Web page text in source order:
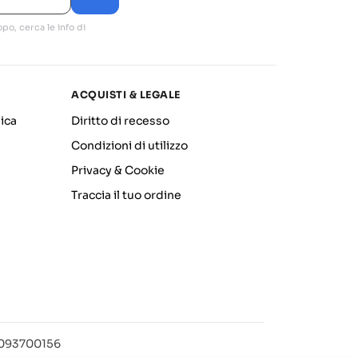
cerca le info di
ACQUISTI & LEGALE
Diritto di recesso
Condizioni di utilizzo
Privacy & Cookie
Traccia il tuo ordine